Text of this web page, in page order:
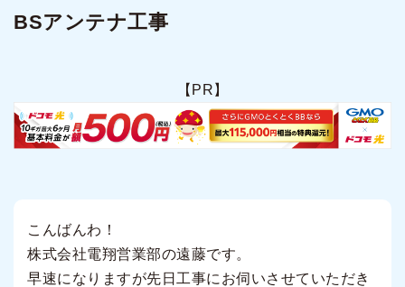
BSアンテナ工事
【PR】
こんばんわ！
株式会社電翔営業部の遠藤です。
早速になりますが先日工事にお伺いさせていただき